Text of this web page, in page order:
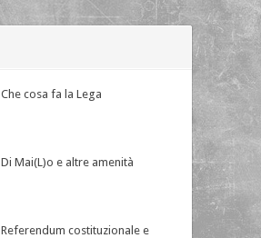
Che cosa fa la Lega
Di Mai(L)o e altre amenità
Referendum costituzionale e